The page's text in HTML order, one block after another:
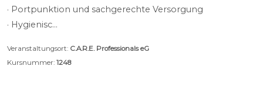
· Portpunktion und sachgerechte Versorgung
· Hygienisc…
Veranstaltungsort: C.A.R.E. Professionals eG
Kursnummer: 1248